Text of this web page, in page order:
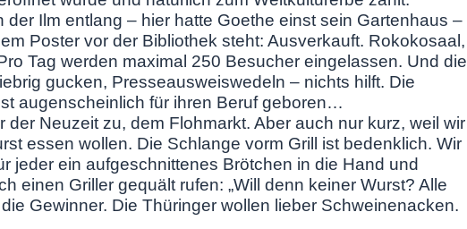
der Ilm entlang – hier hatte Goethe einst sein Gartenhaus –
Poster vor der Bibliothek steht: Ausverkauft. Rokokosaal,
Tag werden maximal 250 Besucher eingelassen. Und die
gucken, Presseausweiswedeln – nichts hilft. Die
augenscheinlich für ihren Beruf geboren…
der Neuzeit zu, dem Flohmarkt. Aber auch nur kurz, weil wir
essen wollen. Die Schlange vorm Grill ist bedenklich. Wir
jeder ein aufgeschnittenes Brötchen in die Hand und
einen Griller gequält rufen: „Will denn keiner Wurst? Alle
Gewinner. Die Thüringer wollen lieber Schweinenacken.